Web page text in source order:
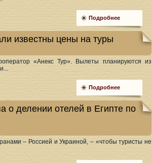
Подробнее
известны цены на туры
«Анекс Тур». Вылеты планируются из
Подробнее
о делении отелей в Египте по
– Россией и Украиной, – «чтобы туристы не